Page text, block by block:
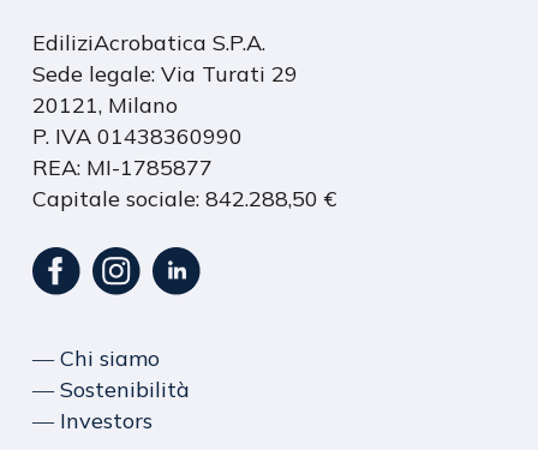
EdiliziAcrobatica S.P.A.
Sede legale: Via Turati 29
20121, Milano
P. IVA 01438360990
REA: MI-1785877
Capitale sociale: 842.288,50 €
― Chi siamo
― Sostenibilità
― Investors